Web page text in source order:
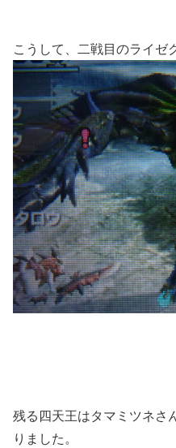
こうして、二戦目のライゼ
残る四天王はタマミツネさ
りました。